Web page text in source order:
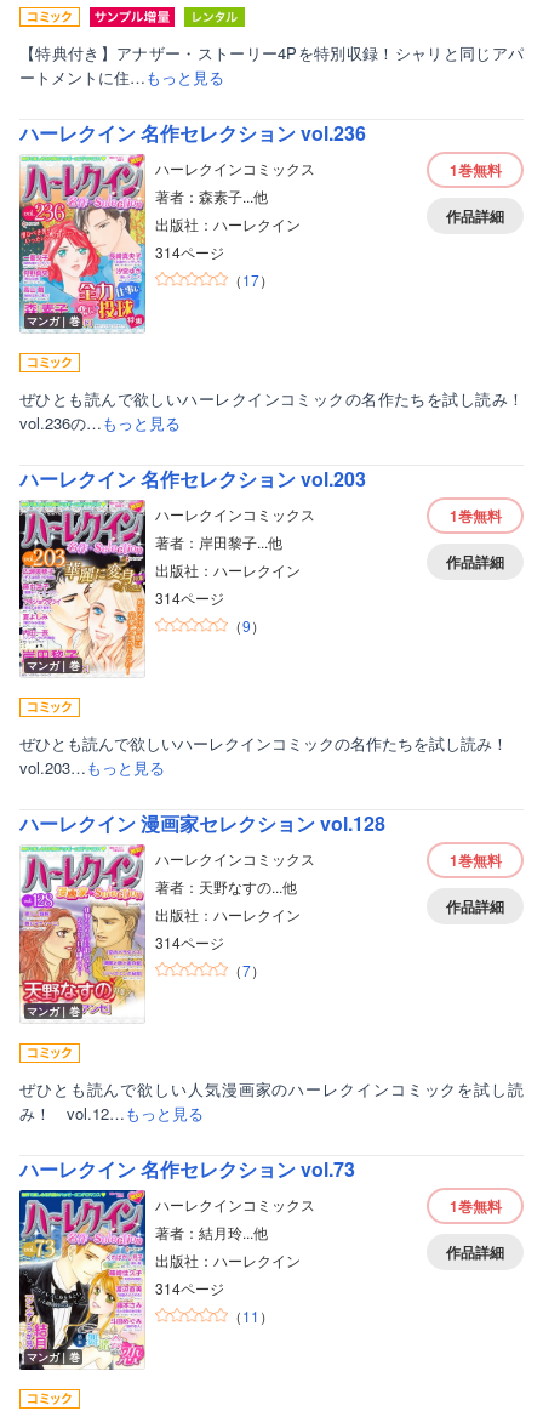
【特典付き】アナザー・ストーリー4Pを特別収録！シャリと同じアパ
ートメントに住…もっと見る
ハーレクイン 名作セレクション vol.236
マンガ｜巻
ハーレクインコミックス
著者：森素子...他
出版社：ハーレクイン
314ページ
（17）
1巻無料
作品詳細
ぜひとも読んで欲しいハーレクインコミックの名作たちを試し読み！
vol.236の…もっと見る
ハーレクイン 名作セレクション vol.203
マンガ｜巻
ハーレクインコミックス
著者：岸田黎子...他
出版社：ハーレクイン
314ページ
（9）
1巻無料
作品詳細
ぜひとも読んで欲しいハーレクインコミックの名作たちを試し読み！
vol.203…もっと見る
ハーレクイン 漫画家セレクション vol.128
マンガ｜巻
ハーレクインコミックス
著者：天野なすの...他
出版社：ハーレクイン
314ページ
（7）
1巻無料
作品詳細
ぜひとも読んで欲しい人気漫画家のハーレクインコミックを試し読
み！ vol.12…もっと見る
ハーレクイン 名作セレクション vol.73
マンガ｜巻
ハーレクインコミックス
著者：結月玲...他
出版社：ハーレクイン
314ページ
（11 ）
1巻無料
作品詳細